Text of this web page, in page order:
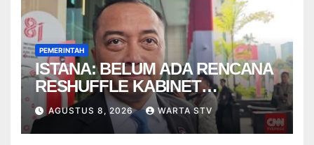
PEMERINTAH
ISTANA: BELUM ADA RENCANA
RESHUFFLE KABINET
AGUSTUS
AGUSTUS 8, 2026 WARTA STV